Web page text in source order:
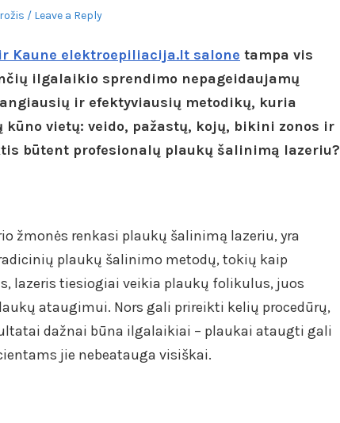
Leave a Reply
Kaune elektroepiliacija.lt salone tampa vis
ilgalaikio sprendimo nepageidaujamų
ir efektyviausių metodikų, kuria
vietų: veido, pažastų, kojų, bikini zonos ir
būtent profesionalų plaukų šalinimą lazeriu?
žmonės renkasi plaukų šalinimą lazeriu, yra
plaukų šalinimo metodų, tokių kaip
lazeris tiesiogiai veikia plaukų folikulus, juos
ataugimui. Nors gali prireikti kelių procedūrų,
dažnai būna ilgalaikiai – plaukai ataugti gali
jie nebeatauga visiškai.